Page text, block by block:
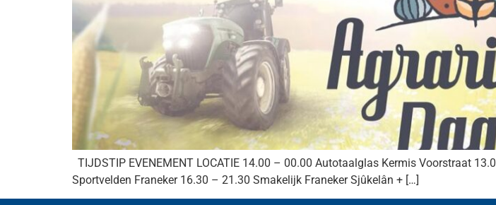
TIJDSTIP EVENEMENT LOCATIE 14.00 – 00.00 Autotaalglas Kermis Voorstraat
Sportvelden Franeker 16.30 – 21.30 Smakelijk Franeker Sjûkelân + […]